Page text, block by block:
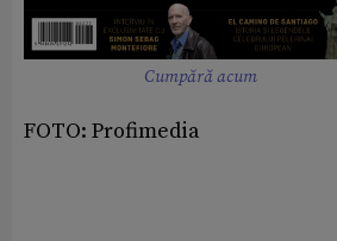
Cumpără acum
FOTO: Profimedia